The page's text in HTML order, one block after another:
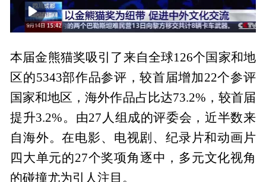
00:00 01:48
本届金熊猫奖吸引了来自全球126个国家和地
区的5343部作品参评，较首届增加22个参评
国家和地区，海外作品占比达73.2%，较首届
提升3.2%。由27人组成的评委会，近半数来
自海外。在电影、电视剧、纪录片和动画片
四大单元的27个奖项角逐中，多元文化视角
的碰撞尤为引人注目。